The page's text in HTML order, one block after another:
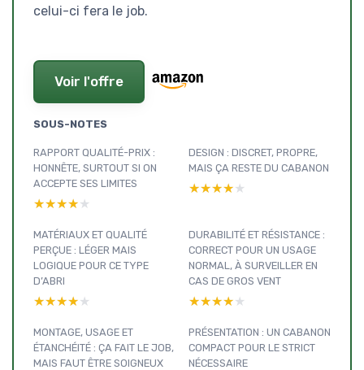
celui-ci fera le job.
Voir l'offre
SOUS-NOTES
RAPPORT QUALITÉ-PRIX :
HONNÊTE, SURTOUT SI ON
ACCEPTE SES LIMITES
★★★★★
★★★★★
DESIGN : DISCRET, PROPRE,
MAIS ÇA RESTE DU CABANON
★★★★★
★★★★★
MATÉRIAUX ET QUALITÉ
PERÇUE : LÉGER MAIS
LOGIQUE POUR CE TYPE
D’ABRI
★★★★★
★★★★★
DURABILITÉ ET RÉSISTANCE :
CORRECT POUR UN USAGE
NORMAL, À SURVEILLER EN
CAS DE GROS VENT
★★★★★
★★★★★
MONTAGE, USAGE ET
ÉTANCHÉITÉ : ÇA FAIT LE JOB,
MAIS FAUT ÊTRE SOIGNEUX
PRÉSENTATION : UN CABANON
COMPACT POUR LE STRICT
NÉCESSAIRE